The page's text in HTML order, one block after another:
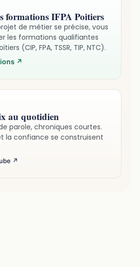
formations IFPA Poitiers
de métier se précise, vous
les formations qualifiantes
(CIP, FPA, TSSR, TIP, NTC).
↗
au quotidien
parole, chroniques courtes.
la confiance se construisent
↗